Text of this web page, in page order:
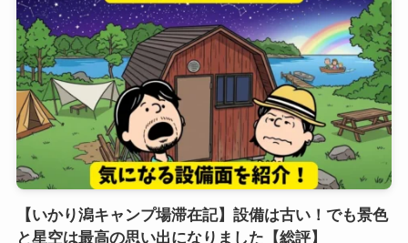
【いかり潟キャンプ場滞在記】設備は古い！でも景色
と星空は最高の思い出になりました【総評】